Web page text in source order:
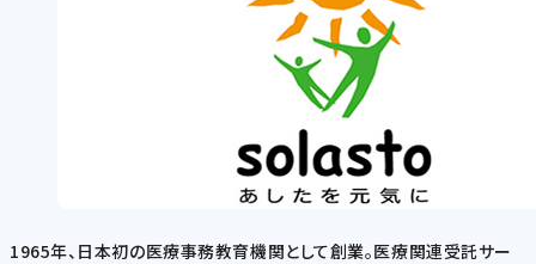
1965年、日本初の医療事務教育機関として創業。医療関連受託サー